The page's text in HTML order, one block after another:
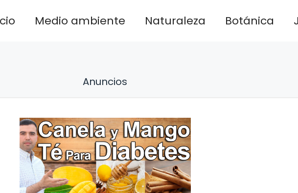
Medio ambiente Naturaleza Botánica
Anuncios